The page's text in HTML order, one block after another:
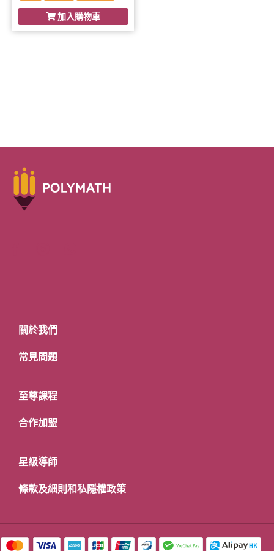
加入購物車
關於我們
常見問題
至尊課程
合作加盟
星級導師
條款及細則和私隱權政策